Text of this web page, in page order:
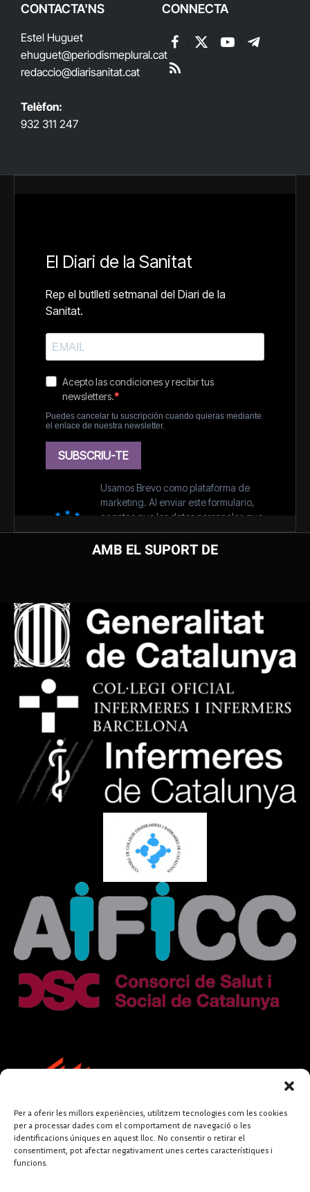
Per a oferir les millors experiències, utilitzem tecnologies com les cookies
per a processar dades com el comportament de navegació o les
identificacions úniques en aquest lloc. No consentir o retirar el
consentiment, pot afectar negativament unes certes característiques i
funcions.
CONTACTA'NS
Estel Huguet
ehuguet@periodismeplural.cat
redaccio@diarisanitat.cat
Telèfon:
932 311 247
CONNECTA
Facebook
X
YouTubeTelegram
RSS
AMB EL SUPORT DE